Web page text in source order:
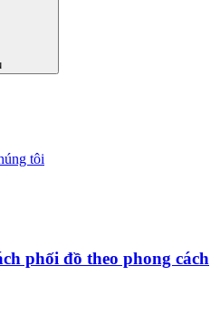
tôi
phối đồ theo phong cách